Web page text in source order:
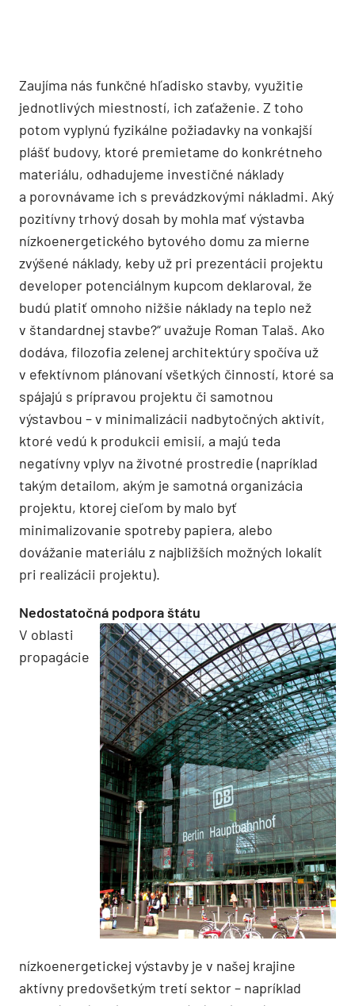
Zaujíma nás funkčné hľadisko stavby, využitie
jednotlivých miestností, ich zaťaženie. Z toho
potom vyplynú fyzikálne požiadavky na vonkajší
plášť budovy, ktoré premietame do konkrétneho
materiálu, odhadujeme investičné náklady
a porovnávame ich s prevádzkovými nákladmi. Aký
pozitívny trhový dosah by mohla mať výstavba
nízkoenergetického bytového domu za mierne
zvýšené náklady, keby už pri prezentácii projektu
developer potenciálnym kupcom deklaroval, že
budú platiť omnoho nižšie náklady na teplo než
v štandardnej stavbe?“ uvažuje Roman Talaš. Ako
dodáva, filozofia zelenej architektúry spočíva už
v efektívnom plánovaní všetkých činností, ktoré sa
spájajú s prípravou projektu či samotnou
výstavbou – v minimalizácii nadbytočných aktivít,
ktoré vedú k produkcii emisií, a majú teda
negatívny vplyv na životné prostredie (napríklad
takým detailom, akým je samotná organizácia
projektu, ktorej cieľom by malo byť
minimalizovanie spotreby papiera, alebo
dovážanie materiálu z najbližších možných lokalít
pri realizácii projektu).
Nedostatočná podpora štátu
V oblasti
propagácie
nízkoenergetickej výstavby je v našej krajine
aktívny predovšetkým tretí sektor – napríklad